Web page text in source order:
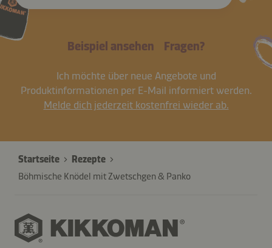
Beispiel ansehen Fragen?
Ich möchte über neue Angebote und
Produktinformationen per E-Mail informiert werden.
Melde dich jederzeit kostenfrei wieder ab.
Startseite
Rezepte
Böhmische Knödel mit Zwetschgen & Panko